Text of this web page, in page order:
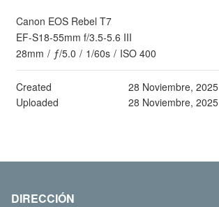
Canon EOS Rebel T7
EF-S18-55mm f/3.5-5.6 III
28mm / ƒ/5.0 / 1/60s / ISO 400
Created
28 Noviembre, 2025
Uploaded
28 Noviembre, 2025
DIRECCIÓN